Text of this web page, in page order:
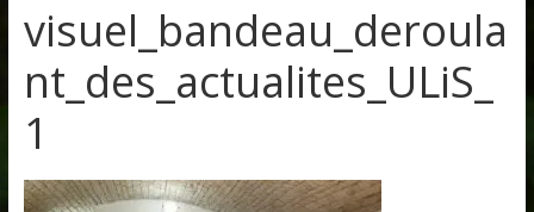
visuel_bandeau_deroula
nt_des_actualites_ULiS_
1